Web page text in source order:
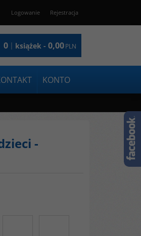
Logowanie Rejestracja
0 | książek - 0,00PLN
KONTO
-